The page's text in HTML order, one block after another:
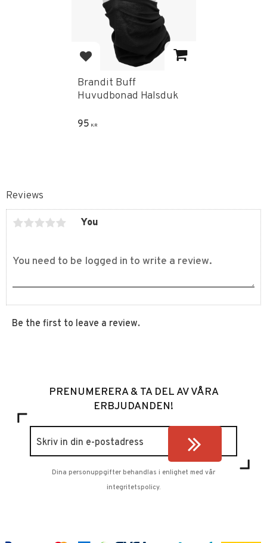
Reviews
You
Be the first to leave a review.
Add to favorites
Brandit Buff
Huvudbonad Halsduk
95 KR
PRENUMERERA & TA DEL AV VÅRA
ERBJUDANDEN!
Dina personuppgifter behandlas i enlighet med vår
integritetspolicy.